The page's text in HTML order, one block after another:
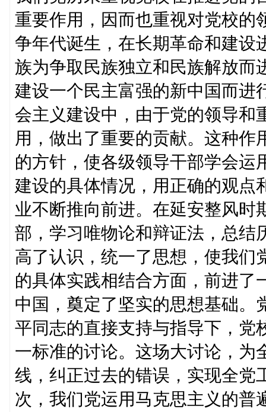
重要作用，因而也重视对党校的
争年代诞生，在长期革命和建设
族为争取民族独立和民族解放而
建设一个民主富强的新中国而进
会主义建设中，由于党的领导和
用，做出了重要的贡献。这种作
的方针，使各级领导干部学会运
建设的具体情况，用正确的观点
业不断推向前进。在延安整风时
部，学习唯物论和辩证法，总结
高了认识，统一了思想，使我们
的具体实践相结合方面，前进了
中国，奠定了坚实的思想基础。
平同志的直接支持与指导下，党
一标准的讨论。这场大讨论，为
线，纠正过去的错误，实现全党
次，我们党运用马克思主义的普